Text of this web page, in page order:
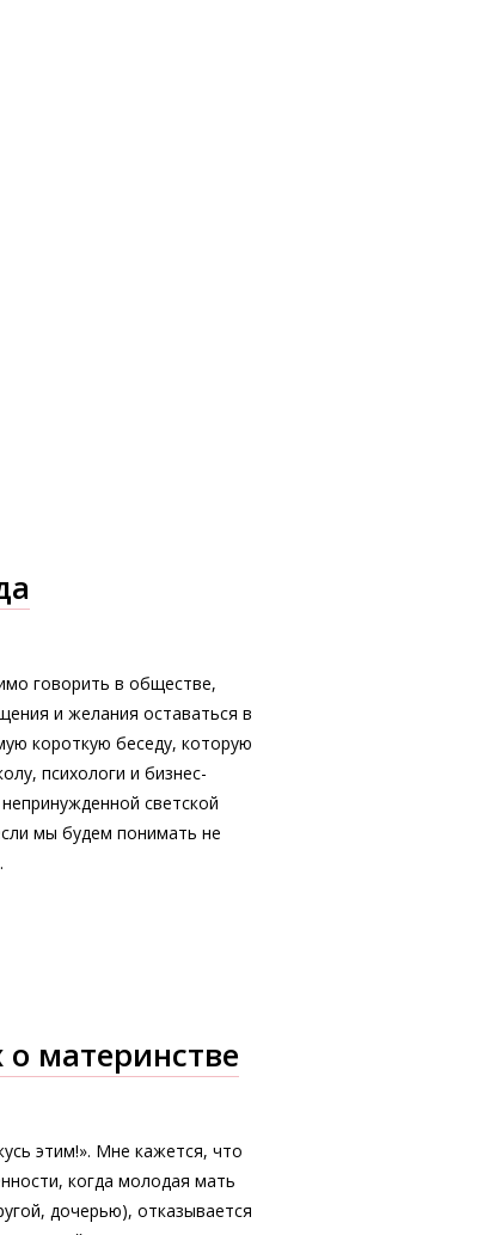
говорить в обществе,
и желания оставаться в
короткую беседу, которую
психологи и бизнес-
светской
мы будем понимать не
о материнстве
этим!». Мне кажется, что
когда молодая мать
дочерью), отказывается